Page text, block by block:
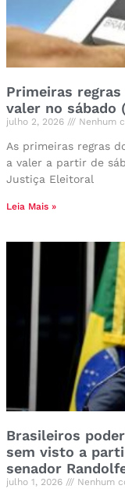
Primeiras
valer no sábado
julho 2, 2026 Nenhum
As primeiras regras
a valer a partir de
Justiça Eleitoral
Leia Mais »
Brasileiros
sem visto a
senador
julho 1, 2026 Nenhum